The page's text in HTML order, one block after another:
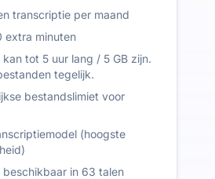
transcriptie per maand
extra minuten
tot 5 uur lang / 5 GB zijn.
tegelijk.
bestandslimiet voor
(hoogste
beschikbaar in 63 talen